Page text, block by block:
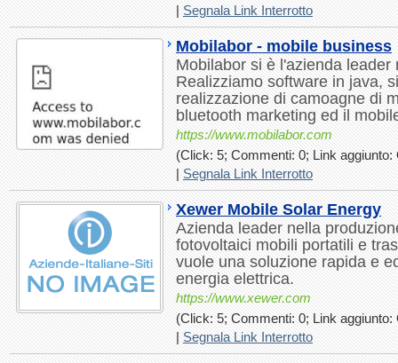
|Segnala Link Interrotto
Mobilabor - mobile business
Mobilabor si è l'azienda leader
Realizziamo software in java,
realizzazione di camoagne di
bluetooth marketing ed il
https://www.mobilabor.com
(Click: 5; Commenti: 0; Link aggiunto:
|Segnala Link Interrotto
Xewer Mobile Solar Energy
Azienda leader nella
fotovoltaici mobili portatili e
vuole una soluzione rapida e
energia elettrica.
https://www.xewer.com
(Click: 5; Commenti: 0; Link aggiunto:
|Segnala Link Interrotto